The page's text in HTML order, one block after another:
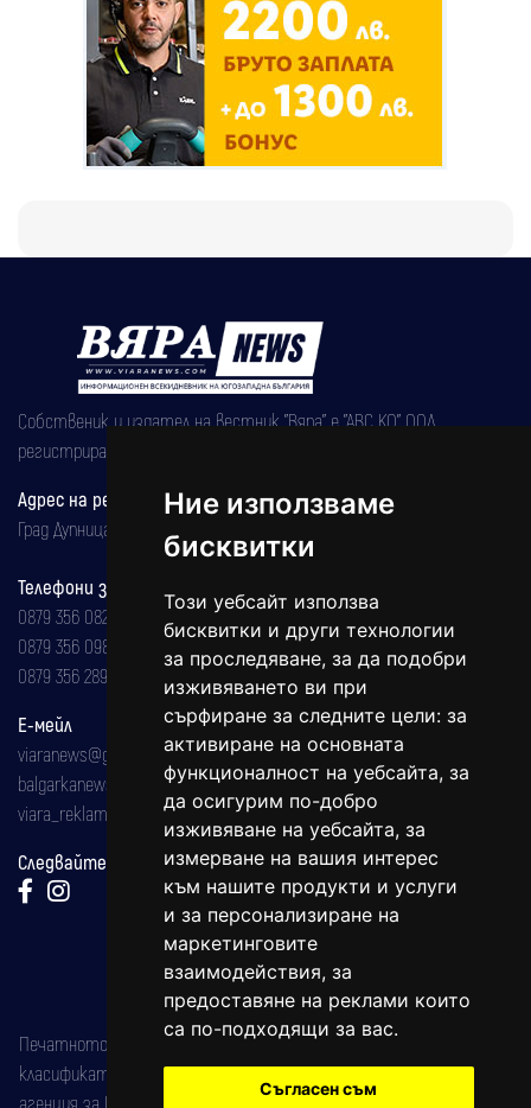
Ние използваме
бисквитки
Този уебсайт използва
бисквитки и други технологии
за проследяване, за да подобри
изживяването ви при
сърфиране за следните цели: за
активиране на основната
функционалност на уебсайта, за
да осигурим по-добро
изживяване на уебсайта, за
измерване на вашия интерес
към нашите продукти и услуги
и за персонализиране на
маркетинговите
взаимодействия, за
предоставяне на реклами които
са по-подходящи за вас.
Съгласен съм
Собственик и издател на вестник "Вяра" е "АВС КО" ООД,
регистрирана на 08.05.2002 година.
Адрес на редакцията
Град Дупница, ул.''Христо Ботев" 43
Телефони за реклама и абонаменти
0879 356 082
0879 356 098
0879 356 289
Е-мейл
viaranews@gmail.com
balgarkanews@gmail.com
viara_reklama@mail.bg
Следвайте ни:
Печатното издание на вестника е регистрирано в националния
класификатор на печатните издания (Българска национална
агенция за ISSN) под номер: ISSN 1312-4722.